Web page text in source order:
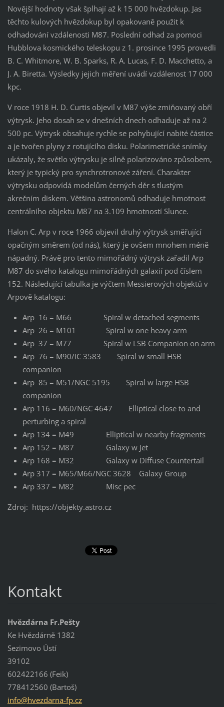
Novější hodnoty však šplhají až k 15 000 hvězdokup. Jas
těchto kulových hvězdokup byl opakovaně použit k
odhadování vzdálenosti M87. Poslední odhad za pomoci
Hubblova kosmického teleskopu z 1. prosince 1995 provedli
B. C. Whitmore, W. B. Sparks, R. A. Lucas, F. D. Macchetto, a
J. A. Biretta. Výsledky jejich měření uvádí vzdálenost 17 000
kpc.
V roce 1918 H. D. Curtis objevil v M87 výše zmiňovaný obří
výtrysk. Jeho dosah se v dnešních dnech odhaduje až na 2
500 pc. Výtrysk obsahuje rychle se pohybující nabité částice
a je tvořen plyny z rotujícího disku. Polarimetrické snímky
ukázaly, že světlo výtrysku je silně polarizováno způsobem,
který je typický pro synchrotronové záření. Charakter
výtrysku odpovídá modelům černých děr s tlustým
akrečním diskem. Většina astronomů odhaduje hmotnost
centrálního objektu M87 na 3.109 hmotností Slunce.
Halon C. Arp v roce 1966 objevil druhý výtrysk směřující
opačným směrem (od nás), který je ovšem mnohem méně
nápadný. Právě pro tento mimořádný výtrysk zařadil Arp
M87 do svého katalogu mimořádných galaxií pod číslem
152. Následující tabulka je výčtem Messierových objektů v
Arpově katalogu:
Arp 16 = M66 Spiral w detached segments
Arp 26 = M101 Spiral w one heavy arm
Arp 37 = M77 Spiral w LSB Companion on arm
Arp 76 = M90/IC 3583 Spiral w small HSB
companion
Arp 85 = M51/NGC 5195 Spiral w large HSB
companion
Arp 116 = M60/NGC 4647 Elliptical close to and
perturbing a spiral
Arp 134 = M49 Elliptical w nearby fragments
Arp 152 = M87 Galaxy w Jet
Arp 168 = M32 Galaxy w Diffuse Countertail
Arp 317 = M65/M66/NGC 3628 Galaxy Group
Arp 337 = M82 Misc pec
Zdroj: https://objekty.astro.cz
Kontakt
Hvězdárna Fr.Pešty
Ke Hvězdárně 1382
Sezimovo Ústí
39102
602422166 (Feik)
778412560 (Bartoš)
info@hvezdarna-fp.cz